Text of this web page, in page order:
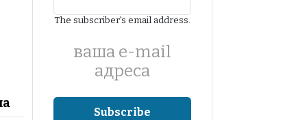
The subscriber's email address.
ваша е-mail
адреса